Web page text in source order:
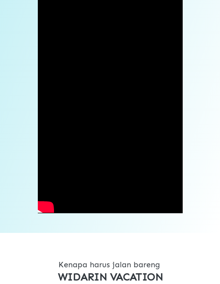
Kenapa harus jalan bareng
WIDARIN VACATION